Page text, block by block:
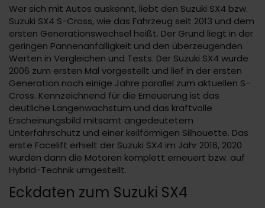
Wer sich mit Autos auskennt, liebt den Suzuki SX4 bzw.
Suzuki SX4 S-Cross, wie das Fahrzeug seit 2013 und dem
ersten Generationswechsel heißt. Der Grund liegt in der
geringen Pannenanfälligkeit und den überzeugenden
Werten in Vergleichen und Tests. Der Suzuki SX4 wurde
2006 zum ersten Mal vorgestellt und lief in der ersten
Generation noch einige Jahre parallel zum aktuellen S-
Cross. Kennzeichnend für die Erneuerung ist das
deutliche Längenwachstum und das kraftvolle
Erscheinungsbild mitsamt angedeutetem
Unterfahrschutz und einer keilförmigen Silhouette. Das
erste Facelift erhielt der Suzuki SX4 im Jahr 2016, 2020
wurden dann die Motoren komplett erneuert bzw. auf
Hybrid-Technik umgestellt.
Eckdaten zum Suzuki SX4